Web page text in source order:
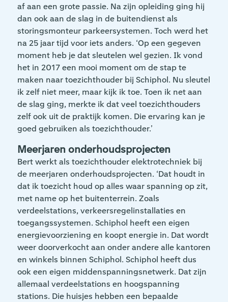
af aan een grote passie. Na zijn opleiding ging hij
dan ook aan de slag in de buitendienst als
storingsmonteur parkeersystemen. Toch werd het
na 25 jaar tijd voor iets anders. ‘Op een gegeven
moment heb je dat sleutelen wel gezien. Ik vond
het in 2017 een mooi moment om de stap te
maken naar toezichthouder bij Schiphol. Nu sleutel
ik zelf niet meer, maar kijk ik toe. Toen ik net aan
de slag ging, merkte ik dat veel toezichthouders
zelf ook uit de praktijk komen. Die ervaring kan je
goed gebruiken als toezichthouder.’
Meerjaren onderhoudsprojecten
Bert werkt als toezichthouder elektrotechniek bij
de meerjaren onderhoudsprojecten. ‘Dat houdt in
dat ik toezicht houd op alles waar spanning op zit,
met name op het buitenterrein. Zoals
verdeelstations, verkeersregelinstallaties en
toegangssystemen. Schiphol heeft een eigen
energievoorziening en koopt energie in. Dat wordt
weer doorverkocht aan onder andere alle kantoren
en winkels binnen Schiphol. Schiphol heeft dus
ook een eigen middenspanningsnetwerk. Dat zijn
allemaal verdeelstations en hoogspanning
stations. Die huisjes hebben een bepaalde